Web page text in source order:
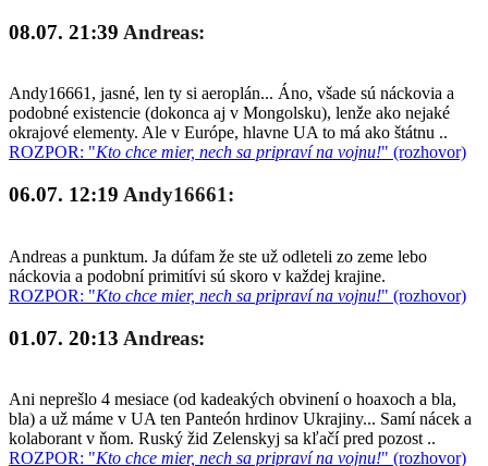
08.07. 21:39 Andreas:
Andy16661, jasné, len ty si aeroplán... Áno, všade sú náckovia a
podobné existencie (dokonca aj v Mongolsku), lenže ako nejaké
okrajové elementy. Ale v Európe, hlavne UA to má ako štátnu ..
ROZPOR: "Kto chce mier, nech sa pripraví na vojnu!" (rozhovor)
06.07. 12:19 Andy16661:
Andreas a punktum. Ja dúfam že ste už odleteli zo zeme lebo
náckovia a podobní primitívi sú skoro v každej krajine.
ROZPOR: "Kto chce mier, nech sa pripraví na vojnu!" (rozhovor)
01.07. 20:13 Andreas:
Ani neprešlo 4 mesiace (od kadeakých obvinení o hoaxoch a bla,
bla) a už máme v UA ten Panteón hrdinov Ukrajiny... Samí nácek a
kolaborant v ňom. Ruský žid Zelenskyj sa kľačí pred pozost ..
ROZPOR: "Kto chce mier, nech sa pripraví na vojnu!" (rozhovor)